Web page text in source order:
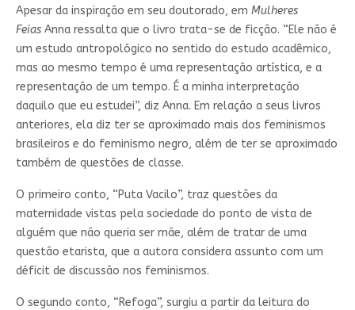
Apesar da inspiração em seu doutorado, em Mulheres
FeiasAnna ressalta que o livro trata-se de ficção. “Ele não é
um estudo antropológico no sentido do estudo acadêmico,
mas ao mesmo tempo é uma representação artística, e a
representação de um tempo. É a minha interpretação
daquilo que eu estudei”, diz Anna. Em relação a seus livros
anteriores, ela diz ter se aproximado mais dos feminismos
brasileiros e do feminismo negro, além de ter se aproximado
também de questões de classe.
O primeiro conto, “Puta Vacilo”, traz questões da
maternidade vistas pela sociedade do ponto de vista de
alguém que não queria ser mãe, além de tratar de uma
questão etarista, que a autora considera assunto com um
déficit de discussão nos feminismos.
O segundo conto, “Refoga”, surgiu a partir da leitura do